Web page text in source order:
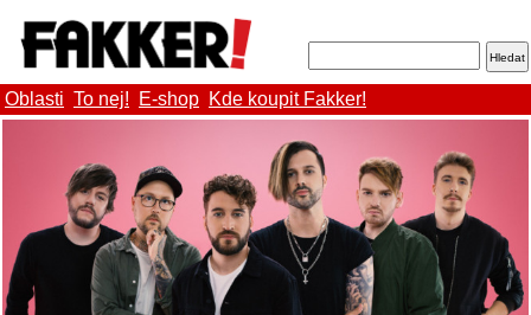
Oblasti To nej! E-shop Kde koupit Fakker!